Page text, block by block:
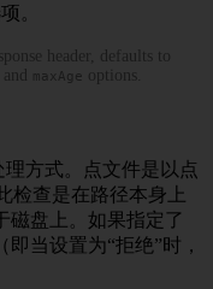
。
header, defaults to
and maxAge options.
理方式。点文件是以点
检查是在路径本身上
磁盘上。如果指定了
当设置为“拒绝”时，